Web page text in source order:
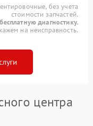
без учета
стоимости запчастей.
диагностику.
на неисправность.
центра